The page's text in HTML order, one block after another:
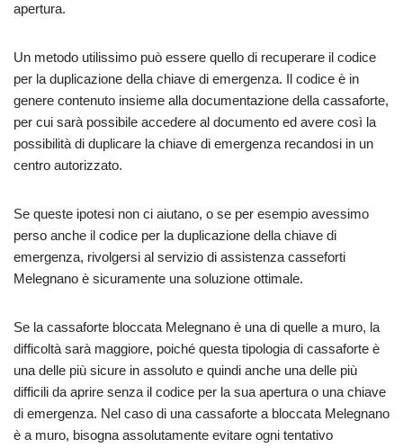
apertura.
Un metodo utilissimo può essere quello di recuperare il codice
per la duplicazione della chiave di emergenza. Il codice è in
genere contenuto insieme alla documentazione della cassaforte,
per cui sarà possibile accedere al documento ed avere così la
possibilità di duplicare la chiave di emergenza recandosi in un
centro autorizzato.
Se queste ipotesi non ci aiutano, o se per esempio avessimo
perso anche il codice per la duplicazione della chiave di
emergenza, rivolgersi al servizio di assistenza casseforti
Melegnano è sicuramente una soluzione ottimale.
Se la cassaforte bloccata Melegnano è una di quelle a muro, la
difficoltà sarà maggiore, poiché questa tipologia di cassaforte è
una delle più sicure in assoluto e quindi anche una delle più
difficili da aprire senza il codice per la sua apertura o una chiave
di emergenza. Nel caso di una cassaforte a bloccata Melegnano
è a muro, bisogna assolutamente evitare ogni tentativo